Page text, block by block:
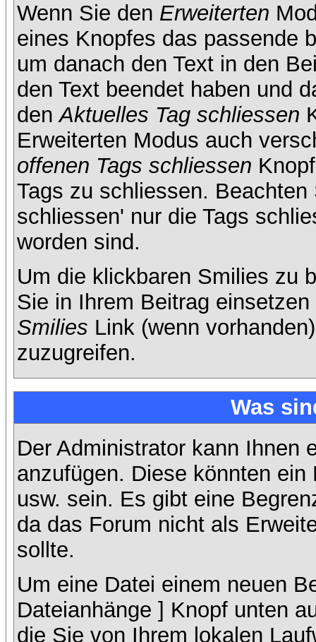
Wenn Sie den Erweiterten
eines Knopfes das passende
um danach den Text in den
den Text beendet haben und
denAktuelles Tag schliessen
Erweiterten Modus auch
offenen Tags schliessen
Tags zu schliessen.
schliessen' nur die Tags
worden sind.
Um die klickbaren Smilies zu
Sie in Ihrem Beitrag
Smilies Link (wenn
zuzugreifen.
Was
Der Administrator kann Ihnen
anzufügen. Diese könnten
usw. sein. Es gibt eine
da das Forum nicht als
sollte.
Um eine Datei einem neuen
Dateianhänge ] Knopf unten
die Sie von Ihrem lokalen